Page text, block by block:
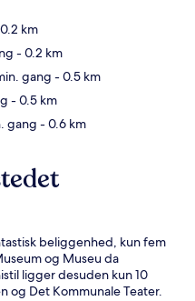
km
- 0.2 km
gang - 0.5 km
- 0.5 km
gang - 0.6 km
beliggenhed, kun fem
og Museu da
ligger desuden kun 10
og Det Kommunale Teater.